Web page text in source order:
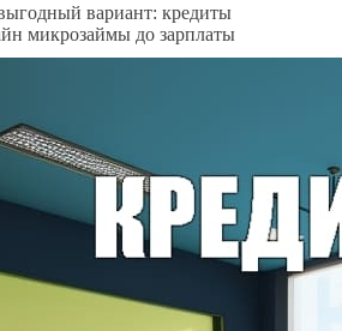
вариант: кредиты
микрозаймы до зарплаты